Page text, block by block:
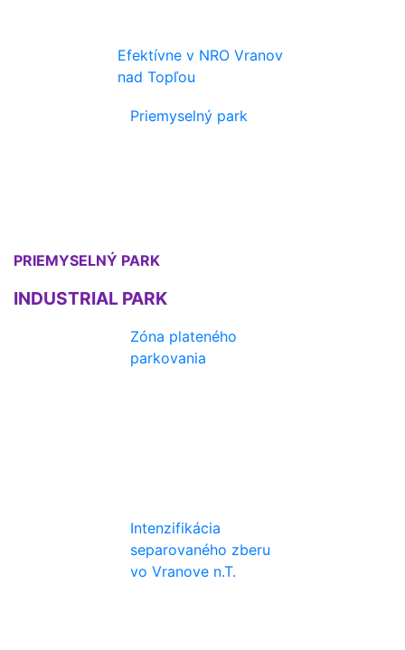
Efektívne v NRO Vranov
nad Topľou
Priemyselný park
PRIEMYSELNÝ PARK
INDUSTRIAL PARK
Zóna plateného
parkovania
Intenzifikácia
separovaného zberu
vo Vranove n.T.